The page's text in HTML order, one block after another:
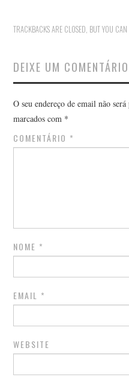
TRACKBACKS ARE CLOSED, BUT YOU CAN
DEIXE UM COMENTÁRIO
O seu endereço de email não
marcados com *
COMENTÁRIO *
NOME *
EMAIL *
WEBSITE